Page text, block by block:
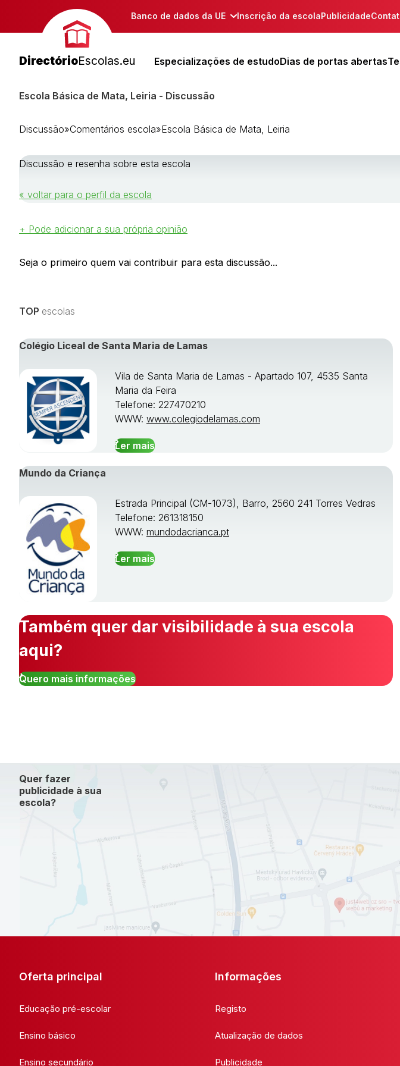
Banco de dados da UE Inscrição da escolaPublicidade
DirectórioEscolas.eu Especializações de estudoDias de portas abertas
Escola Básica de Mata, Leiria - Discussão
Discussão»Comentários escola»Escola Básica de Mata, Leiria
Discussão e resenha sobre esta escola
« voltar para o perfil da escola
+ Pode adicionar a sua própria opinião
Seja o primeiro quem vai contribuir para esta discussão...
TOP escolas
Colégio Liceal de Santa Maria de Lamas
Vila de Santa Maria de Lamas - Apartado 107, 4535 Santa
Maria da Feira
Telefone: 227470210
WWW: www.colegiodelamas.com
Ler mais
Mundo da Criança
Estrada Principal (CM-1073), Barro, 2560 241 Torres Vedras
Telefone: 261318150
WWW: mundodacrianca.pt
Ler mais
Também quer dar visibilidade à sua escola
aqui?
Quero mais informações
Quer fazer
publicidade à sua
escola?
Oferta principal
Educação pré-escolar
Ensino básico
Ensino secundário
Informações
Registo
Atualização de dados
Publicidade